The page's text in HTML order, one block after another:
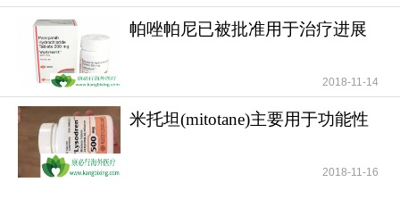
一对一客服专业解答
"扫一扫添加官方微信 咨询解答更便捷"
帕唑帕尼已被批准用于治疗进展
2018-11-14
米托坦(mitotane)主要用于功能性
2018-11-16